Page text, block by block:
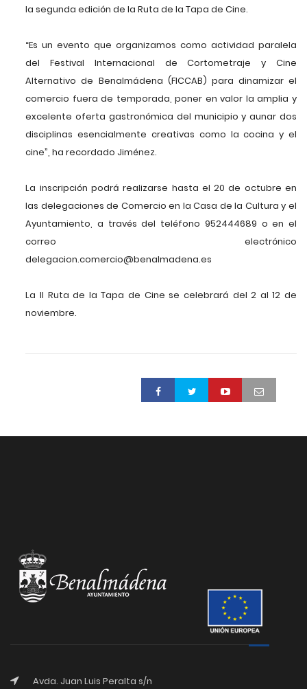
la segunda edición de la Ruta de la Tapa de Cine.
“Es un evento que organizamos como actividad paralela
del Festival Internacional de Cortometraje y Cine
Alternativo de Benalmádena (FICCAB) para dinamizar el
comercio fuera de temporada, poner en valor la amplia y
excelente oferta gastronómica del municipio y aunar dos
disciplinas esencialmente creativas como la cocina y el
cine”, ha recordado Jiménez.
La inscripción podrá realizarse hasta el 20 de octubre en
las delegaciones de Comercio en la Casa de la Cultura y el
Ayuntamiento, a través del teléfono 952444689 o en el
correo electrónico
delegacion.comercio@benalmadena.es
La II Ruta de la Tapa de Cine se celebrará del 2 al 12 de
noviembre.
Avda. Juan Luis Peralta s/n